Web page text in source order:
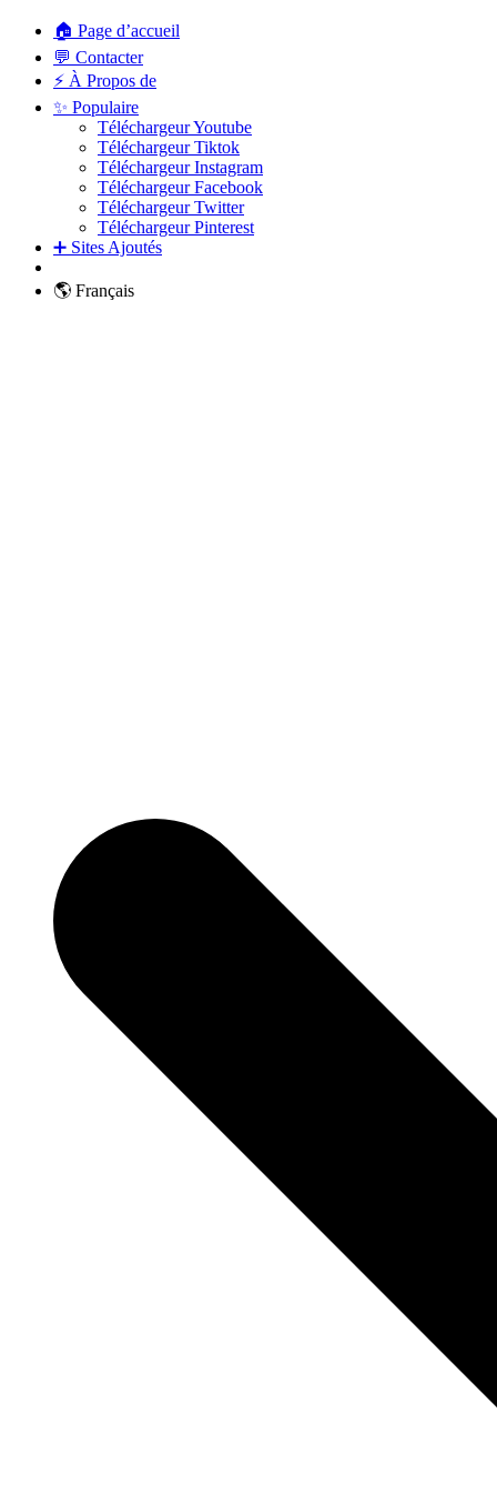
🏠 Page d’accueil
💬 Contacter
⚡ À Propos de
✨ Populaire
Téléchargeur Youtube
Téléchargeur Tiktok
Téléchargeur Instagram
Téléchargeur Facebook
Téléchargeur Twitter
Téléchargeur Pinterest
➕ Sites Ajoutés
🌎 Français